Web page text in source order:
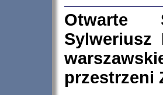
Otwarte
Sylweriusz
przestrzeni